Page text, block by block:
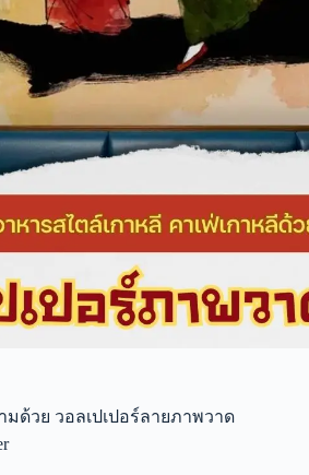
ด้วย วอลเปเปอร์ลายภาพวาด